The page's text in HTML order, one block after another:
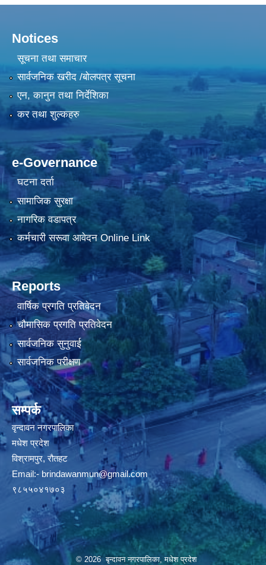
Notices
सूचना तथा समाचार
सार्वजनिक खरीद /बोलपत्र सूचना
एन, कानुन तथा निर्देशिका
कर तथा शुल्कहरु
e-Governance
घटना दर्ता
सामाजिक सुरक्षा
नागरिक वडापत्र
कर्मचारी सरूवा आवेदन Online Link
Reports
वार्षिक प्रगति प्रतिवेदन
चौमासिक प्रगति प्रतिवेदन
सार्वजनिक सुनुवाई
सार्वजनिक परीक्षण
सम्पर्क
वृन्दावन नगरपालिका
मधेश प्रदेश
विश्रामपुर, रौतहट
Email:- brindawanmun@gmail.com
९८५५०४१७०३
© 2026 बृन्दावन नगरपालिका, मधेश प्रदेश